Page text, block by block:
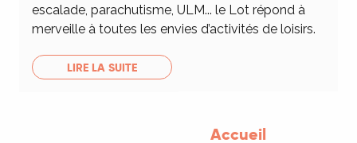
Accueil
escalade, parachutisme, ULM... le Lot répond à
merveille à toutes les envies d’activités de loisirs.
LIRE LA SUITE